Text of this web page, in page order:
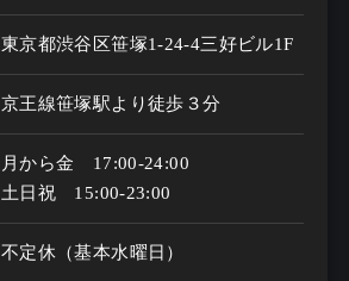
東京都渋谷区笹塚1-24-4三好ビル1F
京王線笹塚駅より徒歩３分
月から金　17:00-24:00
土日祝　15:00-23:00
不定休（基本水曜日）